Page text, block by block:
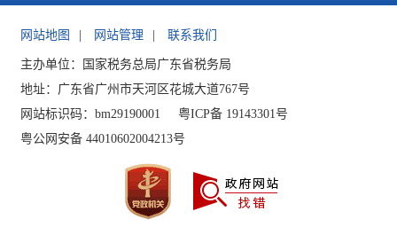
网站地图 | 网站管理 | 联系我们
主办单位：国家税务总局广东省税务局
地址：广东省广州市天河区花城大道767号
网站标识码：bm29190001
粤ICP备 19143301号
粤公网安备 44010602004213号